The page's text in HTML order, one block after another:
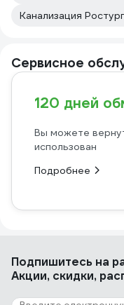
Канализация
Сервисное
120 дней
Вы можете
использован
Подробнее
Подпишитесь на
Акции, скидки,